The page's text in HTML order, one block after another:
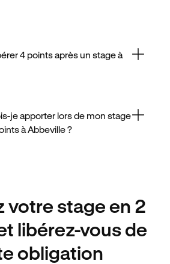
4 points après un stage à
je apporter lors de mon stage
à Abbeville ?
votre stage en 2
libérez-vous de
obligation